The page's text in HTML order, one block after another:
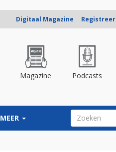
Digitaal Magazine Registreer
Magazine Podcasts
MEER ZOEKVELD